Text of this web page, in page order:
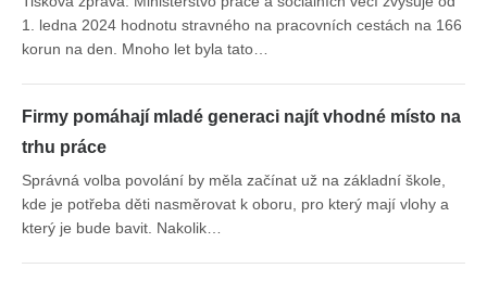
1. ledna 2024 hodnotu stravného na pracovních cestách na 166
korun na den. Mnoho let byla tato…
Firmy pomáhají mladé generaci najít vhodné místo na
trhu práce
Správná volba povolání by měla začínat už na základní škole,
kde je potřeba děti nasměrovat k oboru, pro který mají vlohy a
který je bude bavit. Nakolik…